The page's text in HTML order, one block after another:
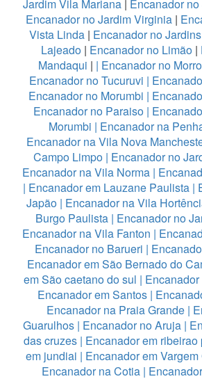
Jardim Vila Mariana| Encanador
Encanador no Jardim Virginia|
Vista Linda | Encanador no Jardins
Lajeado | Encanador no Limão |
Mandaqui | | Encanador no
Encanador no Tucuruvi |
Encanador no Morumbi |
Encanador no Paraiso |
Morumbi | Encanador na
Encanador na Vila Nova
Campo Limpo | Encanador no
Encanador na Vila Norma |
| Encanador em Lauzane Paulista |
Japão| Encanador na Vila
Burgo Paulista| Encanador no
Encanador na Vila Fanton |
Encanador no Barueri |
Encanador em São Bernado do
em São caetano do sul |
Encanador em Santos |
Encanador na Praia Grande|
Guarulhos| Encanador no Aruja|
das cruzes | Encanador em ribeirao
em jundiai | Encanador em
Encanador na Cotia |